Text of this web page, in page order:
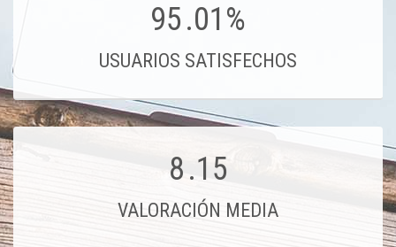
95.01%
USUARIOS SATISFECHOS
8.15
VALORACIÓN MEDIA